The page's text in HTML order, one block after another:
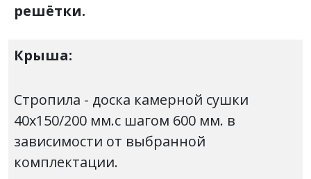
решётки.
Крыша:
Стропила - доска камерной сушки
40х150/200 мм.с шагом 600 мм. в
зависимости от выбранной
комплектации.